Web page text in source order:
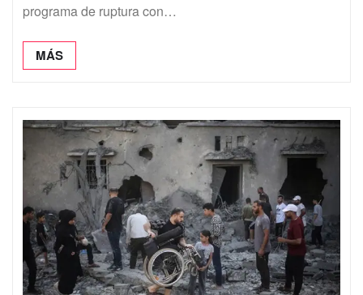
programa de ruptura con…
MÁS